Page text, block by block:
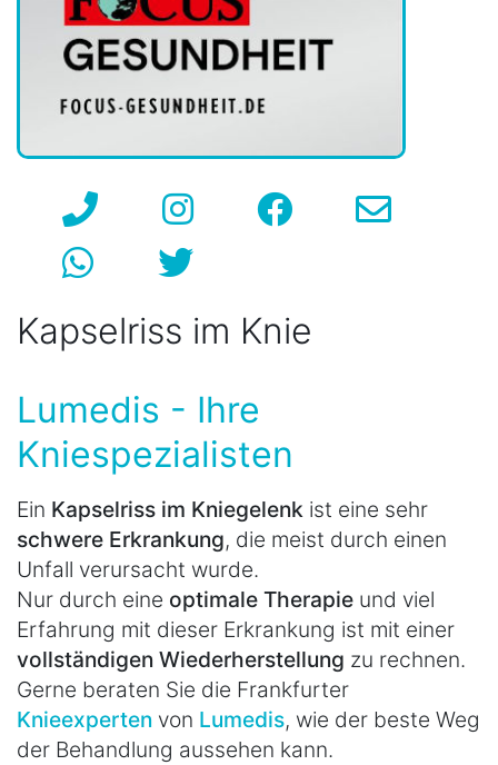
Kapselriss im Knie
Lumedis - Ihre
Kniespezialisten
Ein Kapselriss im Kniegelenk ist eine sehr
schwere Erkrankung, die meist durch einen
Unfall verursacht wurde.
Nur durch eine optimale Therapie und viel
Erfahrung mit dieser Erkrankung ist mit einer
vollständigen Wiederherstellung zu rechnen.
Gerne beraten Sie die Frankfurter
Knieexperten von Lumedis, wie der beste Weg
der Behandlung aussehen kann.